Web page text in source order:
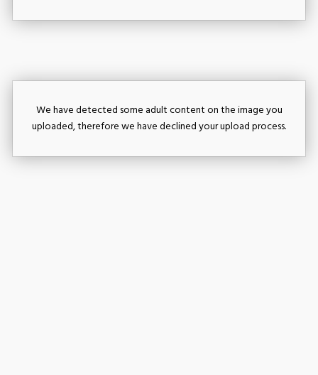
We have detected some adult content on the image you
uploaded, therefore we have declined your upload process.